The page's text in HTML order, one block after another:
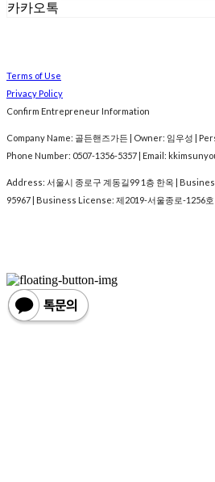
카카오톡
Terms of Use
Privacy Policy
Confirm Entrepreneur Information
Company Name: 골든핸즈가든 | Owner: 임우성 |
Phone Number: 0507-1356-5357 | Email:
Address: 서울시 종로구 계동길99 1층 한옥 |
95967 | Business License: 제2019-서울종로-1256호